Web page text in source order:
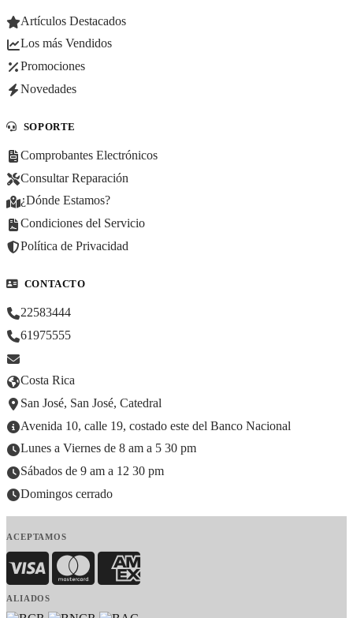
Artículos Destacados
Los más Vendidos
Promociones
Novedades
SOPORTE
Comprobantes Electrónicos
Consultar Reparación
¿Dónde Estamos?
Condiciones del Servicio
Política de Privacidad
CONTACTO
22583444
61975555
Costa Rica
San José, San José, Catedral
Avenida 10, calle 19, costado este del Banco Nacional
Lunes a Viernes de 8 am a 5 30 pm
Sábados de 9 am a 12 30 pm
Domingos cerrado
ACEPTAMOS
Visa MasterCardAmerican Express
ALIADOS